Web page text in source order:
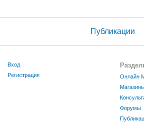
Публикации
Вход
Регистрация
Онлайн
Форумы